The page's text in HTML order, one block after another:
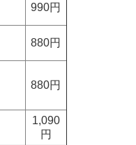
990円
880円
880円
1,090
円